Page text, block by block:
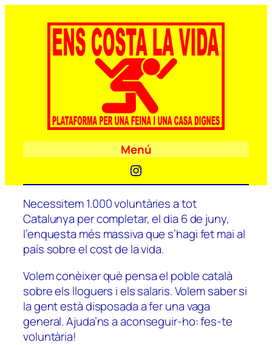
Menú
Instagram
Necessitem 1.000 voluntàries a tot
Catalunya per completar, el dia 6 de juny,
l’enquesta més massiva que s’hagi fet mai al
país sobre el cost de la vida.
Volem conèixer què pensa el poble català
sobre els lloguers i els salaris. Volem saber si
la gent està disposada a fer una vaga
general. Ajuda’ns a aconseguir-ho: fes-te
voluntària!